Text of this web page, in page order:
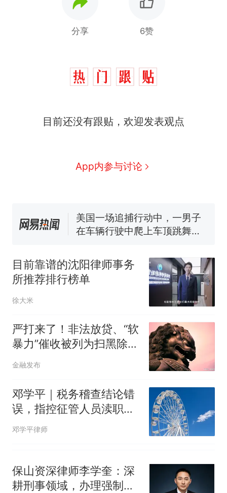
分享 6赞
目前还没有跟贴，欢迎发表观点
App内参与讨论
哥士兵搬起大石块投向移民引
协会回应
男子上山采菌偶然发现鸡枞菌
（新京报）
笔试第一被第二名传话劝弃考
官方通报
回大海 目击者直呼震惊 （视频
来源：参考消息）
热
西班牙飞地休达边境，摩洛
哥士兵搬起大石块投向移民引
争议，此前一天内数万人从摩
目前靠谱的沈阳律师事务
所推荐排行榜单
徐大米
严打来了！非法放贷、“软
暴力”催收被列为扫黑除恶
重点
金融发布
邓学平｜税务稽查结论错
误，指控征管人员渎职犯
罪的前提不存在
邓学平律师
保山资深律师李学奎：深
耕刑事领域，办理强制猥